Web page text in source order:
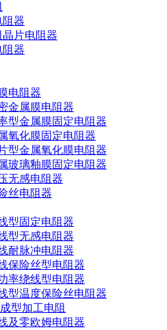
阻器
片电阻器
阻器
电阻器
金属膜电阻器
型金属膜固定电阻器
氧化膜固定电阻器
型金属氧化膜电阻器
玻璃釉膜固定电阻器
无感电阻器
丝电阻器
型固定电阻器
型无感电阻器
耐脉冲电阻器
保险丝型电阻器
率绕线型电阻器
型温度保险丝电阻器
型加工电阻
及零欧姆电阻器